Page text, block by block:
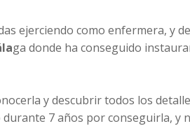
ejerciendo como enfermera, y
ga donde ha conseguido
y descubrir todos los
7 años por conseguirla, y